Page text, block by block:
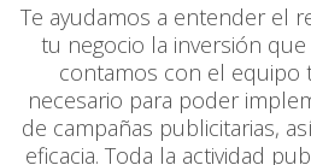
Te ayudamos a entender el
tu negocio la inversión
contamos con el equipo
necesario para poder
de campañas publicitarias,
eficacia. Toda la actividad